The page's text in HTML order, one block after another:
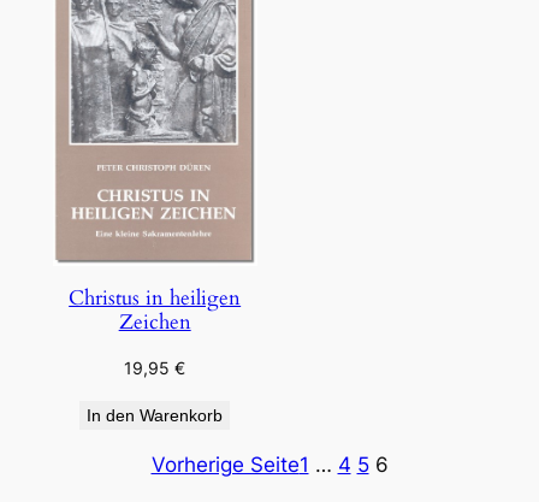
Christus in heiligen
Zeichen
19,95€
In den Warenkorb
Vorherige Seite1 … 4 5 6